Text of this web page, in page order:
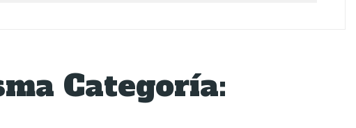
Categoría: